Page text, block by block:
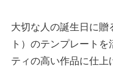
大切な人の誕生日に贈
ト）のテンプレート
ティの高い作品に仕上